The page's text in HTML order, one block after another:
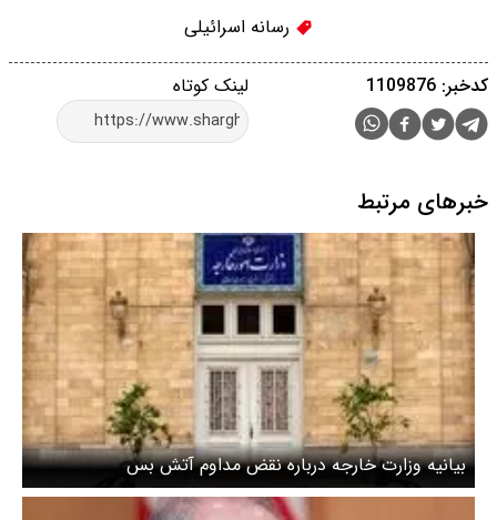
رسانه اسرائیلی
لینک کوتاه کدخبر: 1109876
خبرهای مرتبط
بیانیه وزارت خارجه درباره نقض مداوم آتش بس